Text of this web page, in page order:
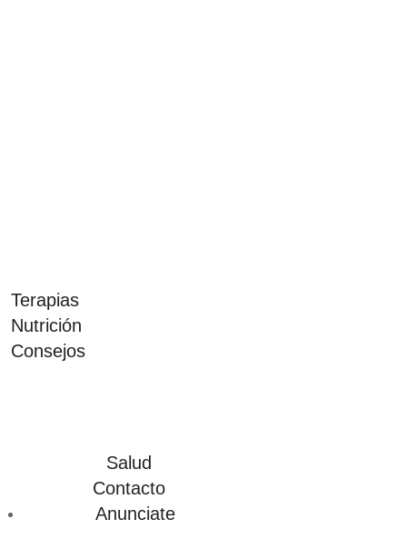
Terapias
Nutrición
Consejos
Salud
Contacto
Anunciate